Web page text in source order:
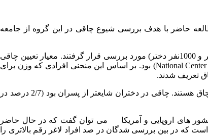
حاضر با هدف بررسی شیوع چاقی در این گروه از جامعه
در این مطالعه تعداد 2000 دانش آموز دبستانی 11-6 ساله شهر همدان (1000نفر پسر و 1000نفر دختر) مورد بررسی قرار گرفتند. معیار تعیین چاقی
(National بود. بر اساس این منحنی افرادی که وزن برای
نتایج نشان داد که فقط 5/3 درصد کودکان دبستانی همدان چاق و 55/2 درصد خیلی چاق هستند. چاقی در دختران شایعتر از پسران بود (2/7 درصد در
های اروپایی و آمریکا می توان گفت که در حال حاضر
در بین بررسی شدگان در صد افراد لاغر رقم بالاتری را